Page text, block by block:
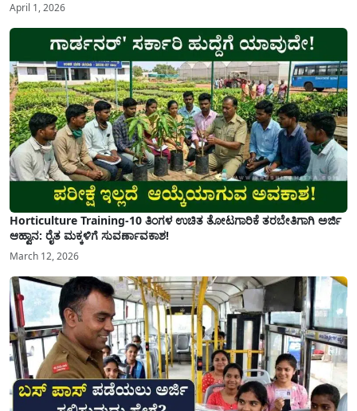
April 1, 2026
Horticulture Training-10 ತಿಂಗಳ ಉಚಿತ ತೋಟಗಾರಿಕೆ ತರಬೇತಿಗಾಗಿ ಅರ್ಜಿ
ಆಹ್ವಾನ: ರೈತ ಮಕ್ಕಳಿಗೆ ಸುವರ್ಣಾವಕಾಶ!
March 12, 2026